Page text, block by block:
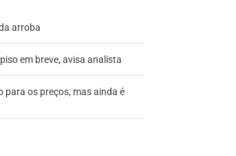
arroba
em breve, avisa analista
para os preços, mas ainda é